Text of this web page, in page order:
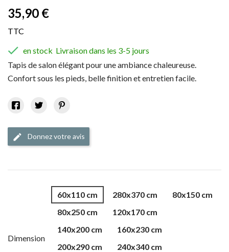
35,90 €
TTC
 en stock  Livraison dans les 3-5 jours
Tapis de salon élégant pour une ambiance chaleureuse.
Confort sous les pieds, belle finition et entretien facile.
edit Donnez votre avis
Dimension
60x110 cm 280x370 cm
80x150 cm
80x250 cm
120x170 cm
140x200 cm
160x230 cm
200x290 cm
240x340 cm